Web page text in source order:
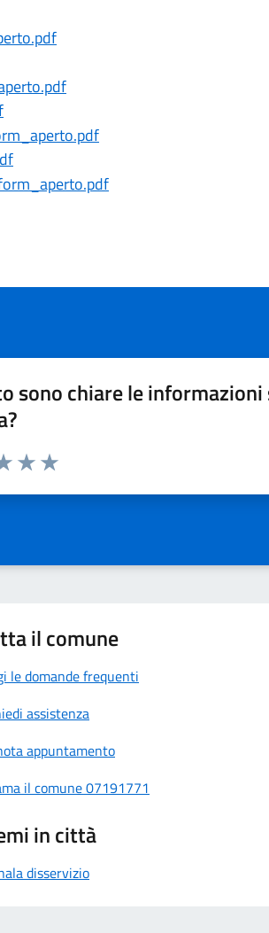
sono chiare le
5 stelle la pagina
il comune
le domande frequenti
assistenza
appuntamento
il comune 07191771
in città
disservizio